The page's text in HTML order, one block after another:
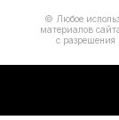
© Любое
материалов
с разрешения